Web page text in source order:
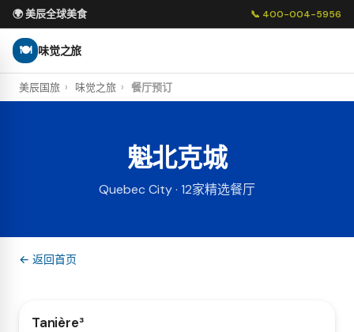
🌍 美辰全球美食 📞 400-004-5956
🍽 味觉之旅
美辰国旅 › 味觉之旅 › 餐厅预订
魁北克城
Quebec City · 12家精选餐厅
← 返回首页
Tanière³